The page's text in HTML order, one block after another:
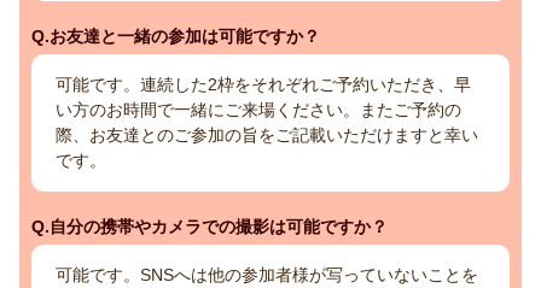
Q.お友達と一緒の参加は可能ですか？
可能です。連続した2枠をそれぞれご予約いただき、早
い方のお時間で一緒にご来場ください。またご予約の
際、お友達とのご参加の旨をご記載いただけますと幸い
です。
Q.自分の携帯やカメラでの撮影は可能ですか？
可能です。SNSへは他の参加者様が写っていないことを